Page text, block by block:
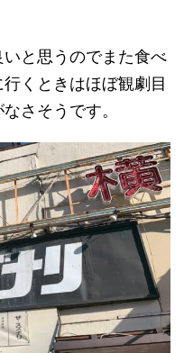
と思うのでまた食べ
くときはほぼ観劇目
さそうです。